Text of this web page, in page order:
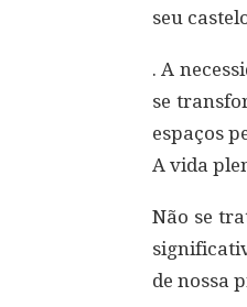
seu
. A
se
espaços
A vida
Não se
de nossa